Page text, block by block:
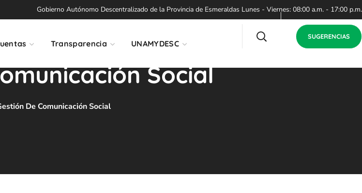
Gobierno Autónomo Descentralizado de la Provincia de Esmeraldas Lunes - Viernes: 08:00 a.m. - 17:00 p.m.
Transparencia UNAMYDESC
SUGERENCIAS
Social
De Comunicación Social